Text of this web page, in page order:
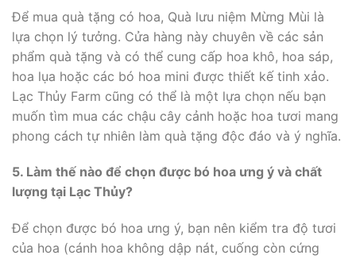
Để mua quà tặng có hoa, Quà lưu niệm Mừng Mùi là
lựa chọn lý tưởng. Cửa hàng này chuyên về các sản
phẩm quà tặng và có thể cung cấp hoa khô, hoa sáp,
hoa lụa hoặc các bó hoa mini được thiết kế tinh xảo.
Lạc Thủy Farm cũng có thể là một lựa chọn nếu bạn
muốn tìm mua các chậu cây cảnh hoặc hoa tươi mang
phong cách tự nhiên làm quà tặng độc đáo và ý nghĩa.
5. Làm thế nào để chọn được bó hoa ưng ý và chất
lượng tại Lạc Thủy?
Để chọn được bó hoa ưng ý, bạn nên kiểm tra độ tươi
của hoa (cánh hoa không dập nát, cuống còn cứng